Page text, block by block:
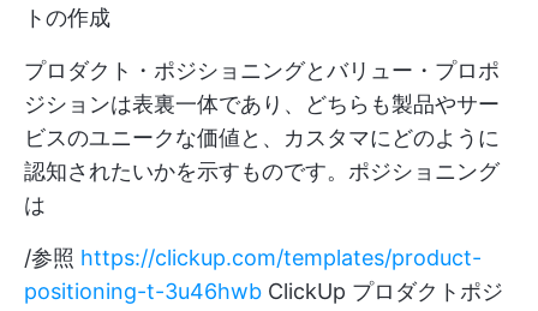
トの作成
プロダクト・ポジショニングとバリュー・プロポ
ジションは表裏一体であり、どちらも製品やサー
ビスのユニークな価値と、カスタマにどのように
認知されたいかを示すものです。ポジショニング
は
/参照 https://clickup.com/templates/product-
positioning-t-3u46hwb ClickUp プロダクトポジ